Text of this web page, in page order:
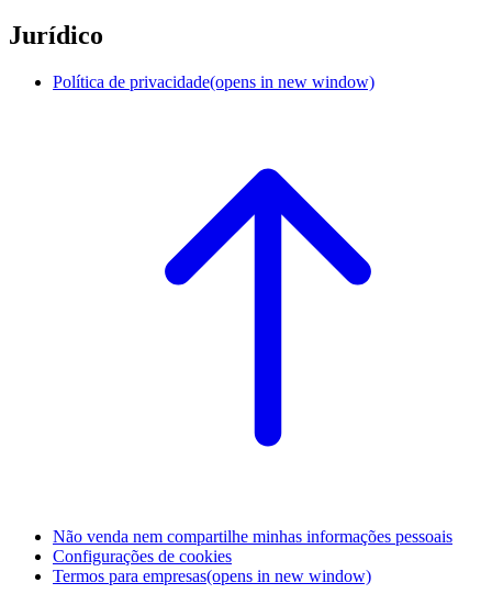
Jurídico
Política de privacidade(opens in new window)
Não venda nem compartilhe minhas informações pessoais
Configurações de cookies
Termos para empresas(opens in new window)